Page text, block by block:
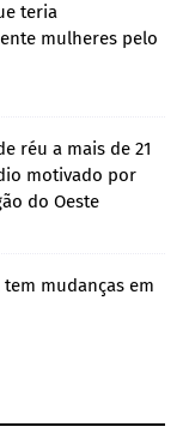
teria
mulheres pelo
réu a mais de 21
motivado por
do Oeste
mudanças em